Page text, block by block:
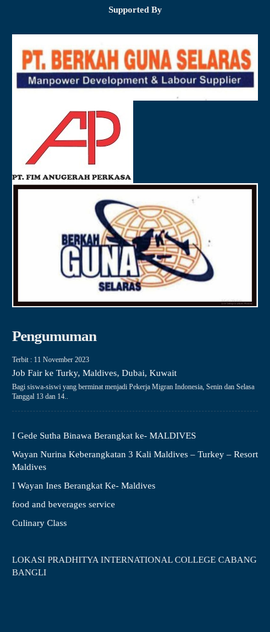
Supported By
Pengumuman
Terbit : 11 November 2023
Job Fair ke Turky, Maldives, Dubai, Kuwait
Bagi siswa-siswi yang berminat menjadi Pekerja Migran Indonesia, Senin dan Selasa
Tanggal 13 dan 14..
I Gede Sutha Binawa Berangkat ke- MALDIVES
Wayan Nurina Keberangkatan 3 Kali Maldives – Turkey – Resort
Maldives
I Wayan Ines Berangkat Ke- Maldives
food and beverages service
Culinary Class
LOKASI PRADHITYA INTERNATIONAL COLLEGE CABANG
BANGLI